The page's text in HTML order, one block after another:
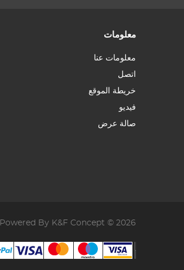
معلومات
معلومات عنا
اتصل
خريطة الموقع
فيديو
صالة عرض
Powered By K&F Concept © 2026